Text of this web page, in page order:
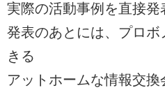
実際の活動事例を直接発
発表のあとには、プロ
きる
アットホームな情報交